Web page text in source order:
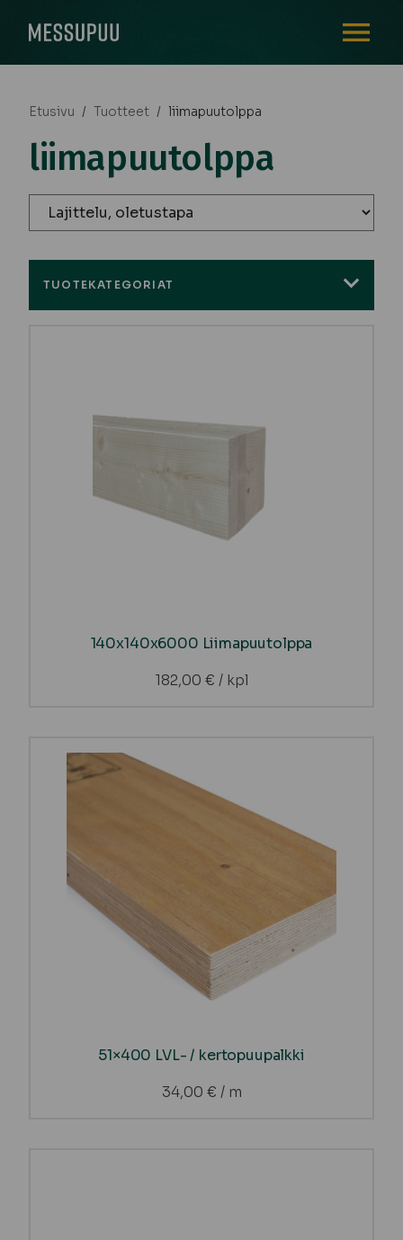
Etusivu / Tuotteet / liimapuutolppa
liimapuutolppa
TUOTEKATEGORIAT
140x140x6000 Liimapuutolppa
182,00 € / kpl
51×400 LVL- / kertopuupalkki
34,00 € / m